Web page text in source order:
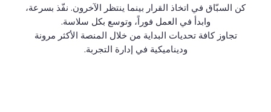
كن السبّاق في اتخاذ القرار بينما ينتظر الآخرون. نفّذ بسرعة،
وابدأ في العمل فوراً، وتوسع بكل سلاسة.
تجاوز كافة تحديات البداية من خلال المنصة الأكثر مرونة
وديناميكية في إدارة التجربة.